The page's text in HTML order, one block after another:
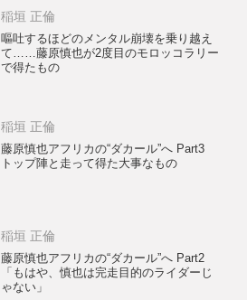
稲垣 正倫
嘔吐するほどのメンタル崩壊を乗り越え
て……藤原慎也が2度目のモロッコラリー
で得たもの
稲垣 正倫
藤原慎也アフリカの“ダカール”へ Part3
トップ陣と走って得た大事なもの
稲垣 正倫
藤原慎也アフリカの“ダカール”へ Part2
「もはや、慎也は完走目的のライダーじ
ゃない」